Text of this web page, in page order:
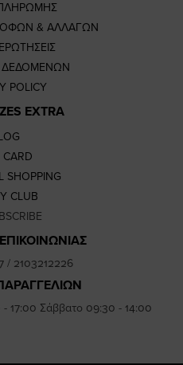
& ΑΛΛΑΓΩΝ
ΔΕΔΟΜΕΝΩΝ
POLICY
EXTRA
CARD
SHOPPING
CLUB
/ 2103212226
17:00 Σάββατο 09:30 - 14:00